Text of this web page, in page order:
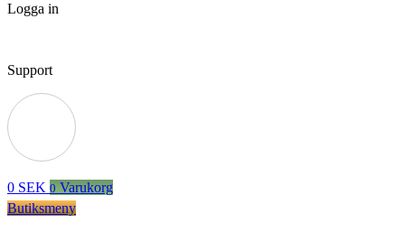
Logga in
Support
0 SEK 0 Varukorg
Butiksmeny